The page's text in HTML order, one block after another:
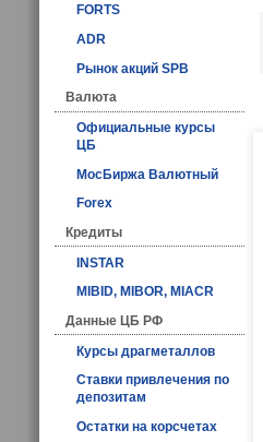
FORTS
ADR
Рынок акций SPB
Валюта
Официальные курсы
ЦБ
МосБиржа Валютный
Forex
Кредиты
INSTAR
MIBID, MIBOR, MIACR
Данные ЦБ РФ
Курсы драгметаллов
Ставки привлечения по
депозитам
Остатки на корсчетах